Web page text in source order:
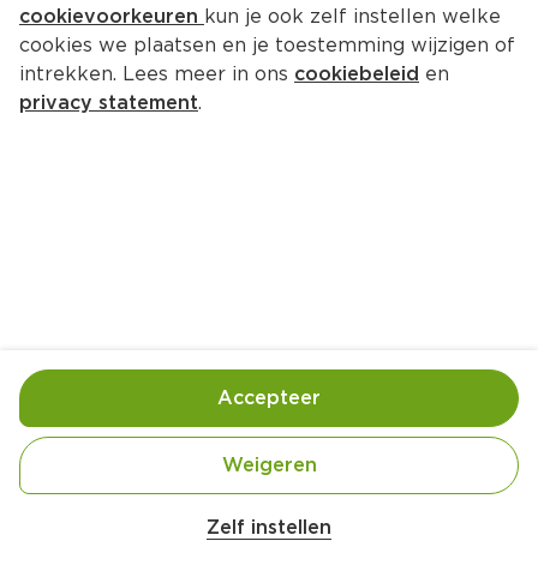
The Bread Office Sandwich Ham,
kaas, ei
Gebruik- en bewaarinstructies
Na openen binnen 24 uur consumeren.
Gekoeld bewaren (max 7 °C).
cookievoorkeuren kun je ook zelf instellen welke
cookies we plaatsen en je toestemming wijzigen of
intrekken. Lees meer in ons cookiebeleid en
privacy statement.
Zelf instellen
Weigeren
Accepteer